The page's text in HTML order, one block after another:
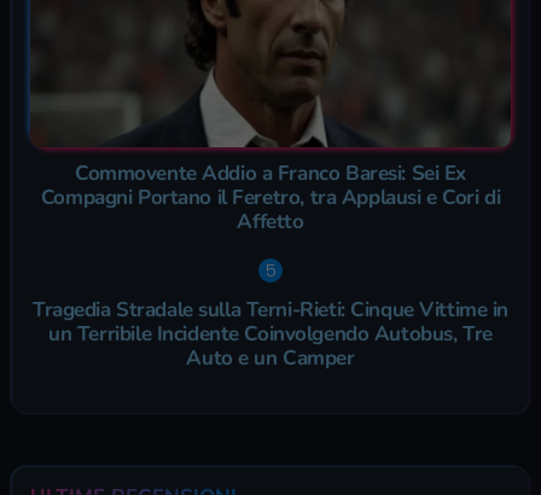
Commovente Addio a Franco Baresi: Sei Ex
Compagni Portano il Feretro, tra Applausi e Cori di
Affetto
Tragedia Stradale sulla Terni-Rieti: Cinque Vittime in
un Terribile Incidente Coinvolgendo Autobus, Tre
Auto e un Camper